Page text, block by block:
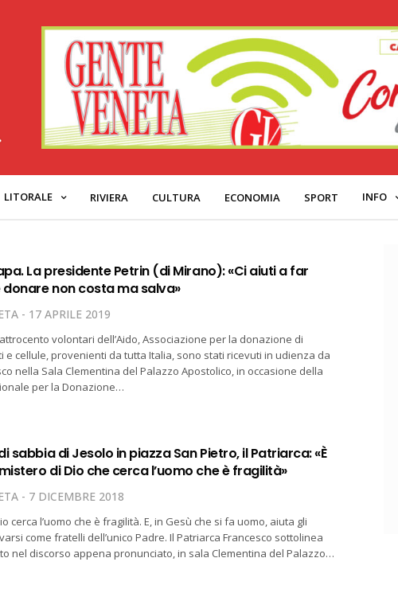
LITORALE RIVIERA CULTURA ECONOMIA SPORT INFO
La presidente Petrin (di Mirano): «Ci aiuti a far
donare non costa ma salva»
17 APRILE 2019
volontari dell’Aido, Associazione per la donazione di
e cellule, provenienti da tutta Italia, sono stati ricevuti in udienza da
nella Sala Clementina del Palazzo Apostolico, in occasione della
per la Donazione…
sabbia di Jesolo in piazza San Pietro, il Patriarca: «È
di Dio che cerca l’uomo che è fragilità»
7 DICEMBRE 2018
cerca l’uomo che è fragilità. E, in Gesù che si fa uomo, aiuta gli
come fratelli dell’unico Padre. Il Patriarca Francesco sottolinea
nel discorso appena pronunciato, in sala Clementina del Palazzo…